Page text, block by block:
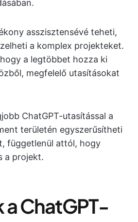
asszisztensévé teheti,
a komplex projekteket.
a legtöbbet hozza ki
megfelelő utasításokat
ChatGPT-utasítással a
területén egyszerűsítheti
függetlenül attól, hogy
a projekt.
a ChatGPT-